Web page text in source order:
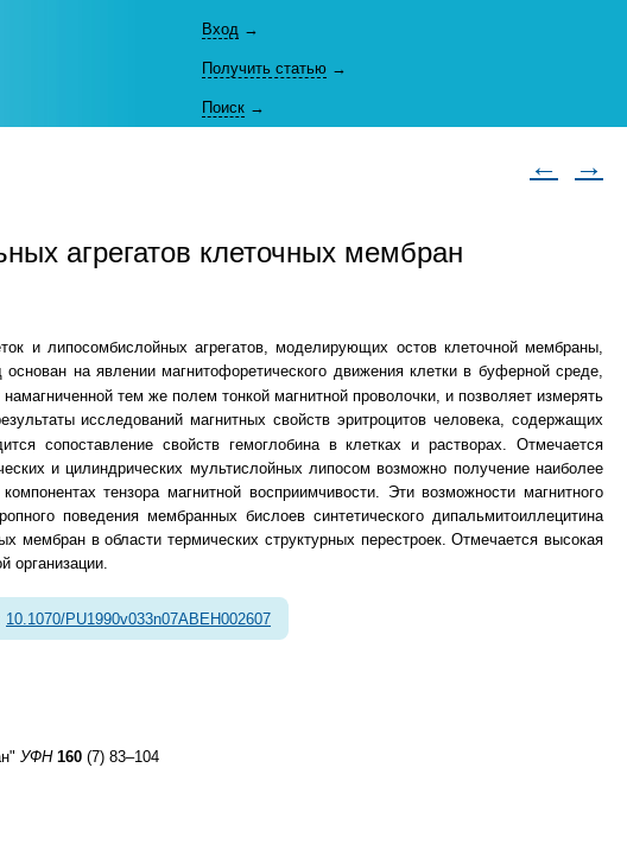
Вход →
Получить статью →
Поиск →
← →
агрегатов клеточных мембран
и липосомбислойных агрегатов, моделирующих остов клеточной мембраны,
на явлении магнитофоретического движения клетки в буферной среде,
тем же полем тонкой магнитной проволочки, и позволяет измерять
исследований магнитных свойств эритроцитов человека, содержащих
сопоставление свойств гемоглобина в клетках и растворах. Отмечается
и цилиндрических мультислойных липосом возможно получение наиболее
тензора магнитной восприимчивости. Эти возможности магнитного
поведения мембранных бислоев синтетического дипальмитоиллецитина
в области термических структурных перестроек. Отмечается высокая
организации.
10.1070/PU1990v033n07ABEH002607
УФН 160 (7) 83–104